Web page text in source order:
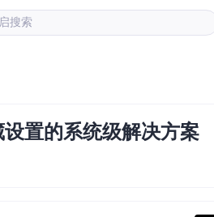
搜索
置的系统级解决方案